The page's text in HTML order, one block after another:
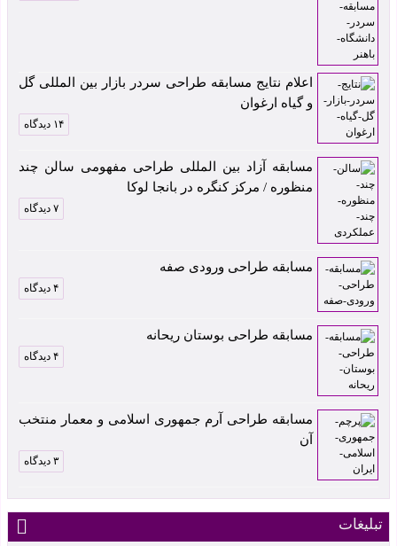
اعلام نتایج مسابقه طراحی سردر بازار بین المللی گل
و گیاه ارغوان
۱۴ دیدگاه
مسابقه آزاد بین المللی طراحی مفهومی سالن چند
منظوره / مرکز کنگره در بانجا لوکا
۷ دیدگاه
مسابقه طراحی ورودی صفه
۴ دیدگاه
مسابقه طراحی بوستان ریحانه
۴ دیدگاه
مسابقه طراحی آرم جمهوری اسلامی و معمار منتخب
آن
۳ دیدگاه
تبلیغات